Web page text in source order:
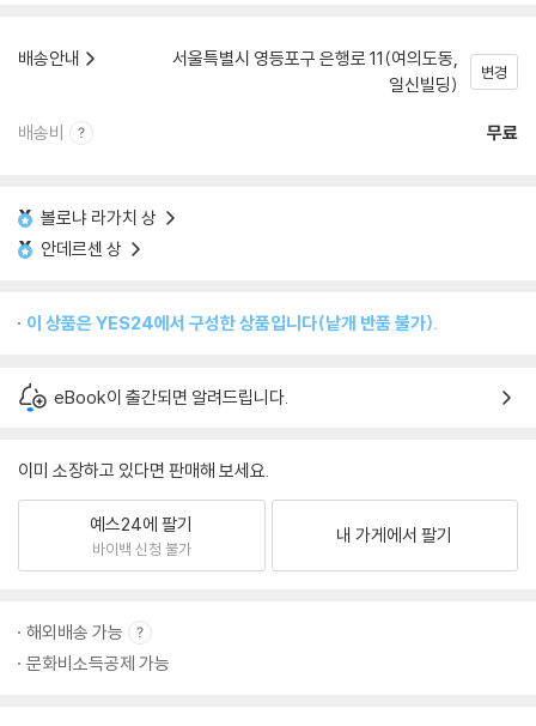
배송안내
서울특별시 영등포구 은행로 11(여의도동,
일신빌딩)
변경
배송비 무료
볼로냐 라가치 상
안데르센 상
이 상품은 YES24에서 구성한 상품입니다(낱개 반품 불가).
eBook이 출간되면 알려드립니다.
이미 소장하고 있다면 판매해 보세요.
예스24에 팔기
바이백 신청 불가
내 가게에서 팔기
해외배송 가능
문화비소득공제 가능